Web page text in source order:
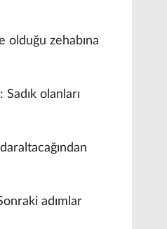
olduğu zehabına
olanları
adımlar